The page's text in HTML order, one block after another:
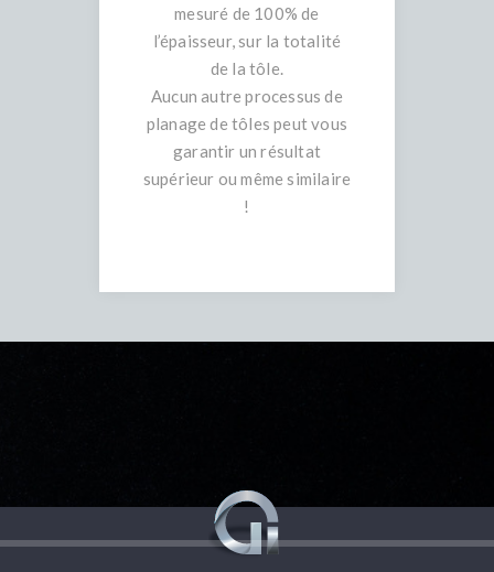
mesuré de 100% de
l’épaisseur, sur la totalité
de la tôle.
Aucun autre processus de
planage de tôles peut vous
garantir un résultat
supérieur ou même similaire
!